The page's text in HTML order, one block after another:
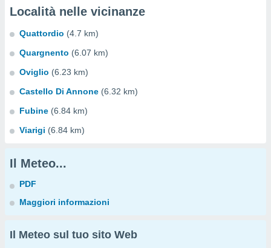
Località nelle vicinanze
Quattordio (4.7 km)
Quargnento (6.07 km)
Oviglio (6.23 km)
Castello Di Annone (6.32 km)
Fubine (6.84 km)
Viarigi (6.84 km)
Il Meteo...
PDF
Maggiori informazioni
Il Meteo sul tuo sito Web